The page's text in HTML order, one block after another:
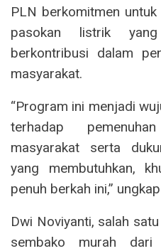
PLN berkomitmen
pasokan listrik
berkontribusi dalam
masyarakat.
“Program ini menjadi
terhadap
masyarakat serta
yang membutuhkan,
penuh berkah ini,”
Dwi Noviyanti, salah
sembako murah dari